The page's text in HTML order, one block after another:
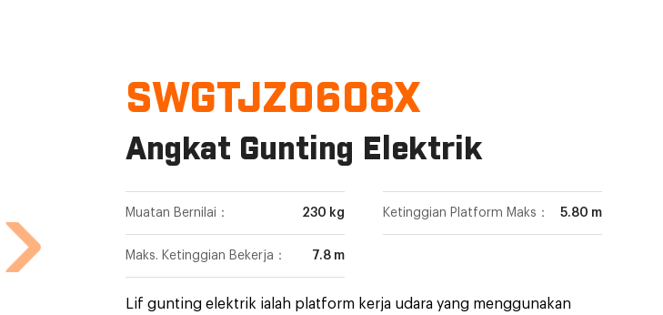
SWGTJZ0608X
Angkat Gunting Elektrik
Muatan Bernilai： 230 kg Ketinggian Platform Maks： 5.80 m
Maks. Ketinggian Bekerja： 7.8 m
Lif gunting elektrik ialah platform kerja udara yang menggunakan